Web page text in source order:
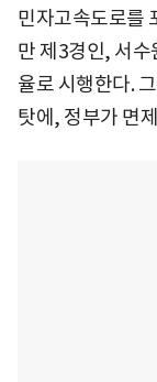
민자고속도로를
만 제3경인, 서
율로 시행한다.
탓에, 정부가 면